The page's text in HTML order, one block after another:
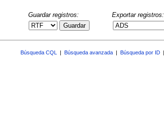
Guardar registros:
Guardar
Exportar registros:
Búsqueda CQL Búsqueda avanzada Búsqueda por ID